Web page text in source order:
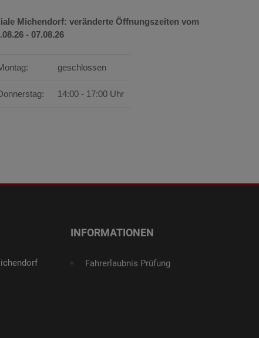
Michendorf: veränderte Öffnungszeiten vom
- 07.08.26
geschlossen
14:00 - 17:00 Uhr
INFORMATIONEN
Fahrerlaubnis Prüfung